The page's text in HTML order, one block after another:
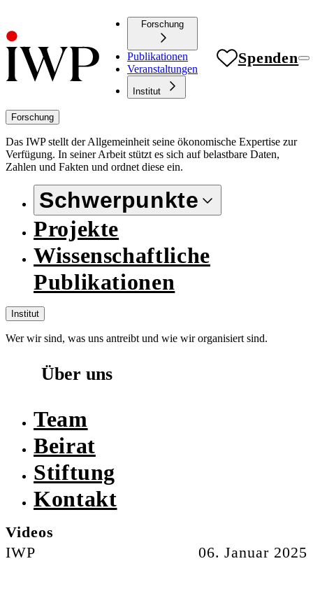
Forschung
Publikationen
Veranstaltungen
Institut
Spenden
Forschung
Das IWP stellt der Allgemeinheit seine ökonomische Expertise zur
Verfügung. In seiner Arbeit stützt es sich auf belastbare Daten,
Zahlen und Fakten und ordnet diese ein.
Schwerpunkte
Projekte
Wissenschaftliche
Publikationen
Institut
Wer wir sind, was uns antreibt und wie wir organisiert sind.
Über uns
Team
Beirat
Stiftung
Kontakt
Videos
IWP
06. Januar 2025